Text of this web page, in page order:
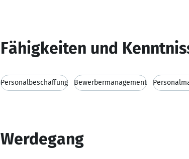
Fähigkeiten und
Personalbeschaffung Bewerbermanagement
Werdegang